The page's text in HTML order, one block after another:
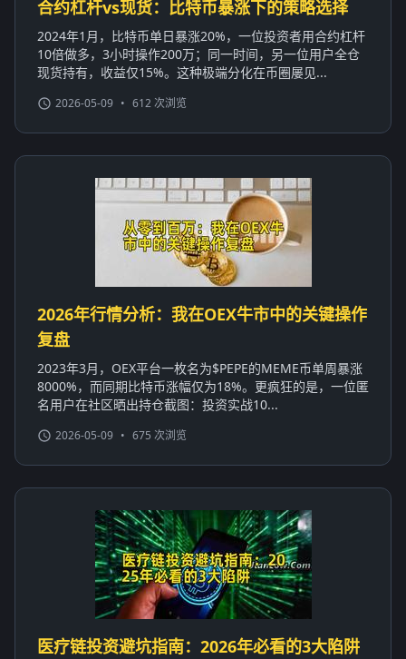
合约杠杆vs现货：比特币暴涨下的策略选择
2024年1月，比特币单日暴涨20%，一位投资者用合约杠杆
10倍做多，3小时操作200万；同一时间，另一位用户全仓
现货持有，收益仅15%。这种极端分化在币圈屡见...
2026-05-09 • 612 次浏览
2026年行情分析：我在OEX牛市中的关键操作
复盘
2023年3月，OEX平台一枚名为$PEPE的MEME币单周暴涨
8000%，而同期比特币涨幅仅为18%。更疯狂的是，一位匿
名用户在社区晒出持仓截图：投资实战10...
2026-05-09 • 675 次浏览
医疗链投资避坑指南：2026年必看的3大陷阱